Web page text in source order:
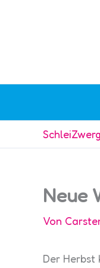
Neue
Von
Der Herbst